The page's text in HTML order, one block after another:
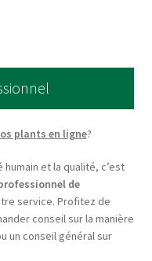
options
may
be
chosen
the
product
page
plants en ligne?
et la qualité, c’est
de
service. Profitez de
conseil sur la manière
un conseil général sur